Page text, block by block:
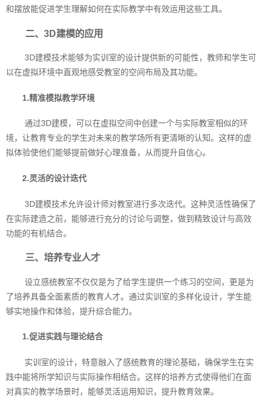
和摆放能促进学生理解如何在实际教学中有效运用这些工具。
二、3D建模的应用
3D建模技术能够为实训室的设计提供新的可能性，教师和学生可
以在虚拟环境中直观地感受教室的空间布局及其功能。
1.精准模拟教学环境
通过3D建模，可以在虚拟空间中创建一个与实际教室相似的环
境，让教育专业的学生对未来的教学场所有更清晰的认知。这样的虚
拟体验使他们能够提前做好心理准备，从而提升自信心。
2.灵活的设计迭代
3D建模技术允许设计师对教室进行多次迭代。这种灵活性确保了
在实际建造之前，能够进行充分的讨论与调整，做到精致设计与高效
功能的有机结合。
三、培养专业人才
设立感统教室不仅仅是为了给学生提供一个练习的空间，更是为
了培养具备全面素质的教育人才。通过实训室的多样化设计，学生能
够实地操作和体验，提升综合能力。
1.促进实践与理论结合
实训室的设计，特意融入了感统教育的理论基础，确保学生在实
践中能将所学知识与实际操作相结合。这样的培养方式使得他们在面
对真实的教学场景时，能够灵活运用知识，提升教育效果。